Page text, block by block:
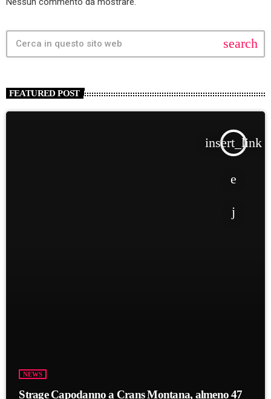
search
FEATURED POST
insert_link
NEWS
Strage Capodanno a Crans Montana, almeno 47